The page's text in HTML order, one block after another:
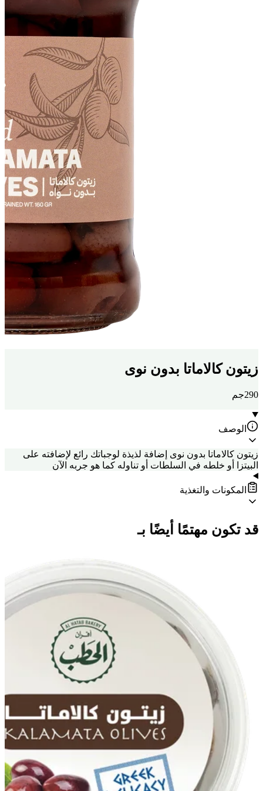
زيتون كالاماتا بدون نوى
290جم
الوصف
زيتون كالاماتا بدون نوى إضافة لذيذة لوجباتك رائع لإضافته على
البيتزا أو خلطه في السلطات أو تناوله كما هو جربه الآن
المكونات والتغذية
قد تكون مهتمًا أيضًا بـ